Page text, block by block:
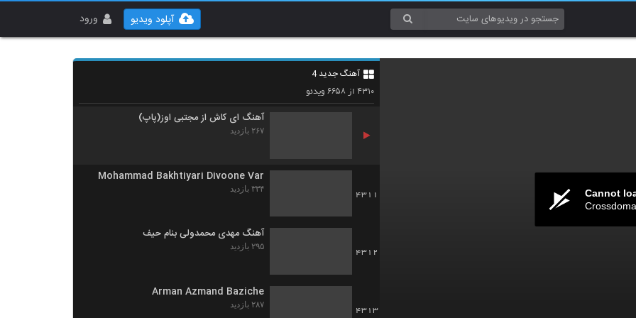
ورود آپلود ویدیو
Cannot
آهنگ جدید 4
۴۳۱۰ از ۶۶۵۸ویدئو
4309
سیاوش بکایی آهنگ قطار
آهنگ ای کاش از مجتبی اوز(پاپ)
۲۶۷ بازدید
4311
Mohammad Bakhtiyari Divoone Var
۳۳۴ بازدید
4312
آهنگ مهدی محمدولی بنام حیف
۲۹۵ بازدید
4313
Arman Azmand Baziche
۲۸۷ بازدید